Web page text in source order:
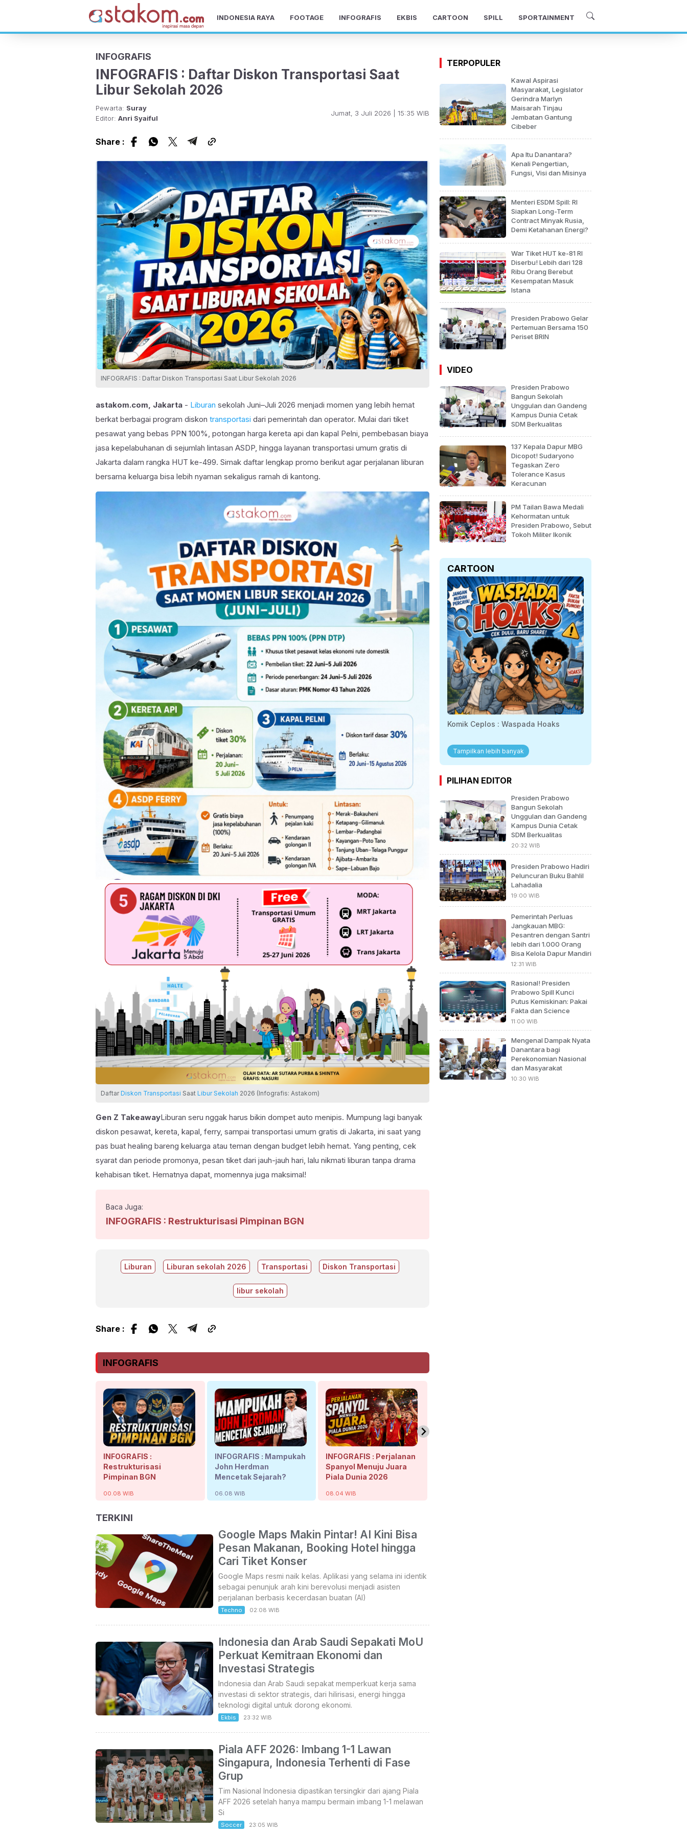
INDONESIA RAYA FOOTAGE INFOGRAFIS EKBIS CARTOON SPILL SPORTAINMENT
INFOGRAFIS
INFOGRAFIS : Daftar Diskon Transportasi Saat
Libur Sekolah 2026
Pewarta: Suray
Editor: Anri Syaiful
Jumat, 3 Juli 2026 | 15:35 WIB
Share :
INFOGRAFIS : Daftar Diskon Transportasi Saat Libur Sekolah 2026
astakom.com, Jakarta - Liburan sekolah Juni–Juli 2026 menjadi momen yang lebih hemat
berkat berbagai program diskon transportasi dari pemerintah dan operator. Mulai dari tiket
pesawat yang bebas PPN 100%, potongan harga kereta api dan kapal Pelni, pembebasan biaya
jasa kepelabuhanan di sejumlah lintasan ASDP, hingga layanan transportasi umum gratis di
Jakarta dalam rangka HUT ke-499. Simak daftar lengkap promo berikut agar perjalanan liburan
bersama keluarga bisa lebih nyaman sekaligus ramah di kantong.
DaftarDiskon Transportasi Saat Libur Sekolah 2026 (Infografis: Astakom)
Gen Z TakeawayLiburan seru nggak harus bikin dompet auto menipis. Mumpung lagi banyak
diskon pesawat, kereta, kapal, ferry, sampai transportasi umum gratis di Jakarta, ini saat yang
pas buat healing bareng keluarga atau teman dengan budget lebih hemat. Yang penting, cek
syarat dan periode promonya, pesan tiket dari jauh-jauh hari, lalu nikmati liburan tanpa drama
kehabisan tiket. Hematnya dapat, momennya juga maksimal!
Baca Juga:
INFOGRAFIS : Restrukturisasi Pimpinan BGN
Liburan Liburan sekolah 2026 Transportasi Diskon Transportasi
libur sekolah
Share :
INFOGRAFIS
INFOGRAFIS :
Restrukturisasi
Pimpinan BGN
00.08 WIB
INFOGRAFIS : Mampukah
John Herdman
Mencetak Sejarah?
06.08 WIB
INFOGRAFIS : Perjalanan
Spanyol Menuju Juara
Piala Dunia 2026
08.04 WIB
TERKINI
Google Maps Makin Pintar! AI Kini Bisa
Pesan Makanan, Booking Hotel hingga
Cari Tiket Konser
Google Maps resmi naik kelas. Aplikasi yang selama ini identik
sebagai penunjuk arah kini berevolusi menjadi asisten
perjalanan berbasis kecerdasan buatan (AI)
Techno 02:08 WIB
Indonesia dan Arab Saudi Sepakati MoU
Perkuat Kemitraan Ekonomi dan
Investasi Strategis
Indonesia dan Arab Saudi sepakat memperkuat kerja sama
investasi di sektor strategis, dari hilirisasi, energi hingga
teknologi digital untuk dorong ekonomi.
Ekbis 23:32 WIB
Piala AFF 2026: Imbang 1-1 Lawan
Singapura, Indonesia Terhenti di Fase
Grup
Tim Nasional Indonesia dipastikan tersingkir dari ajang Piala
AFF 2026 setelah hanya mampu bermain imbang 1-1 melawan
Si
Soccer 23:05 WIB
TERPOPULER
Kawal Aspirasi
Masyarakat, Legislator
Gerindra Marlyn
Maisarah Tinjau
Jembatan Gantung
Cibeber
Apa Itu Danantara?
Kenali Pengertian,
Fungsi, Visi dan Misinya
Menteri ESDM Spill: RI
Siapkan Long-Term
Contract Minyak Rusia,
Demi Ketahanan Energi?
War Tiket HUT ke-81 RI
Diserbu! Lebih dari 128
Ribu Orang Berebut
Kesempatan Masuk
Istana
Presiden Prabowo Gelar
Pertemuan Bersama 150
Periset BRIN
VIDEO
Presiden Prabowo
Bangun Sekolah
Unggulan dan Gandeng
Kampus Dunia Cetak
SDM Berkualitas
137 Kepala Dapur MBG
Dicopot! Sudaryono
Tegaskan Zero
Tolerance Kasus
Keracunan
PM Tailan Bawa Medali
Kehormatan untuk
Presiden Prabowo, Sebut
Tokoh Militer Ikonik
CARTOON
Komik Ceplos : Waspada Hoaks
Tampilkan lebih banyak
PILIHAN EDITOR
Presiden Prabowo
Bangun Sekolah
Unggulan dan Gandeng
Kampus Dunia Cetak
SDM Berkualitas
20:32 WIB
Presiden Prabowo Hadiri
Peluncuran Buku Bahlil
Lahadalia
19:00 WIB
Pemerintah Perluas
Jangkauan MBG:
Pesantren dengan Santri
lebih dari 1.000 Orang
Bisa Kelola Dapur Mandiri
12:31 WIB
Rasional! Presiden
Prabowo Spill Kunci
Putus Kemiskinan: Pakai
Fakta dan Science
11:00 WIB
Mengenal Dampak Nyata
Danantara bagi
Perekonomian Nasional
dan Masyarakat
10:30 WIB